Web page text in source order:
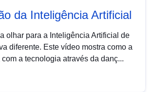
da Inteligência Artificial
olhar para a Inteligência Artificial de
diferente. Este vídeo mostra como a
a tecnologia através da danç...